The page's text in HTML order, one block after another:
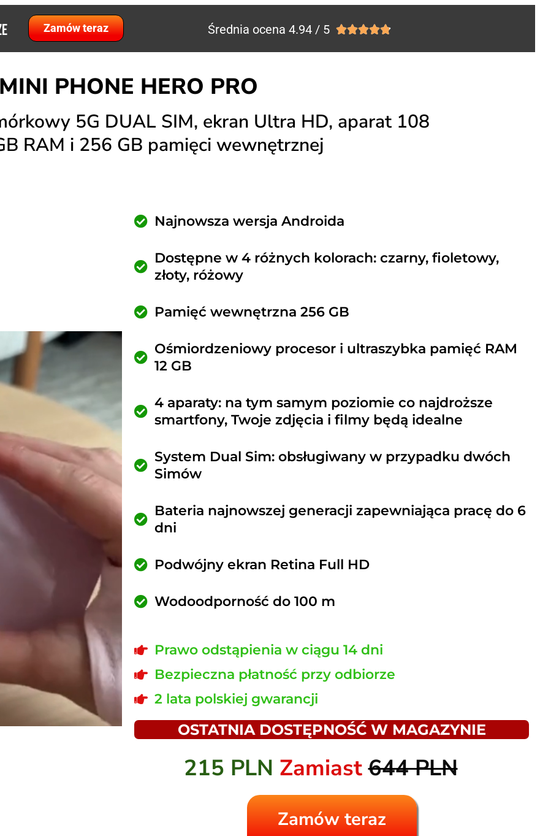
Zamów teraz Średnia ocena 4.94 / 5 
MINI PHONE HERO PRO
5G DUAL SIM, ekran Ultra HD, aparat 108
RAM i 256 GB pamięci wewnętrznej
Najnowsza wersja Androida
Dostępne w 4 różnych kolorach: czarny, fioletowy,
złoty, różowy
Pamięć wewnętrzna 256 GB
Ośmiordzeniowy procesor i ultraszybka pamięć RAM
12 GB
4 aparaty: na tym samym poziomie co najdroższe
smartfony, Twoje zdjęcia i filmy będą idealne
System Dual Sim: obsługiwany w przypadku dwóch
Simów
Bateria najnowszej generacji zapewniająca pracę do 6
dni
Podwójny ekran Retina Full HD
Wodoodporność do 100 m
Prawo odstąpienia w ciągu 14 dni
Bezpieczna płatność przy odbiorze
2 lata polskiej gwarancji
OSTATNIA DOSTĘPNOŚĆ W MAGAZYNIE
215 PLN Zamiast644 PLN
Zamów teraz